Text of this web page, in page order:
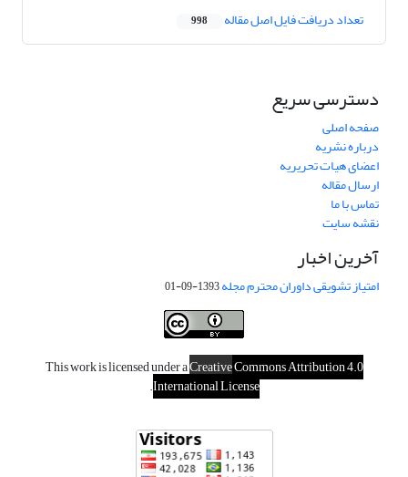
تعداد دریافت فایل اصل مقاله 998
دسترسی سریع
صفحه اصلی
درباره نشریه
اعضای هیات تحریریه
ارسال مقاله
تماس با ما
نقشه سایت
آخرین اخبار
امتیاز تشویقی داوران محترم مجله1393-09-01
This work is licensed under aCreativeCommons Attribution 4.0
International License
.